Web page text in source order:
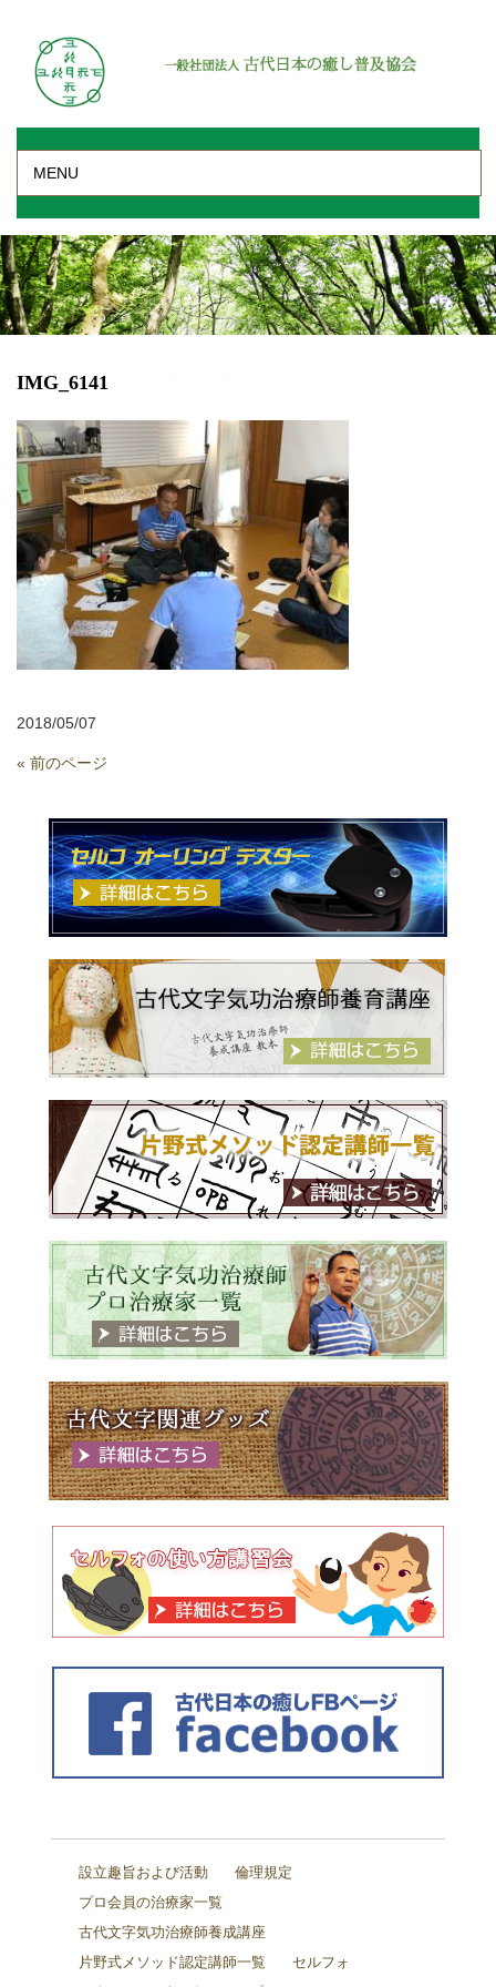
MENU
IMG_6141
2018/05/07
« 前のページ
設立趣旨および活動
倫理規定
プロ会員の治療家一覧
古代文字気功治療師養成講座
片野式メソッド認定講師一覧
セルフォ